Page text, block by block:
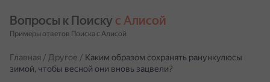
Вопросы к Поиску с Алисой
Примеры ответов Поиска с Алисой
Главная / Другое / Каким образом сохранять ранункулюсы
зимой, чтобы весной они вновь зацвели?